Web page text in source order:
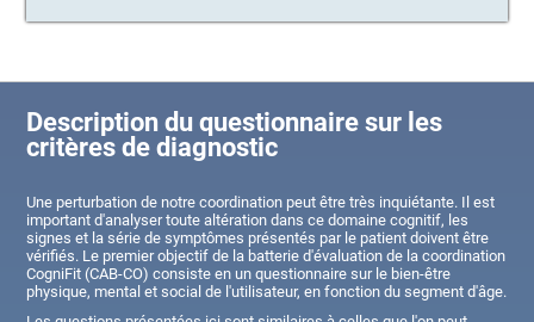
Description du questionnaire sur les
critères de diagnostic
Une perturbation de notre coordination peut être très inquiétante. Il est
important d'analyser toute altération dans ce domaine cognitif, les
signes et la série de symptômes présentés par le patient doivent être
vérifiés. Le premier objectif de la batterie d'évaluation de la coordination
CogniFit (CAB-CO) consiste en un questionnaire sur le bien-être
physique, mental et social de l'utilisateur, en fonction du segment d'âge.